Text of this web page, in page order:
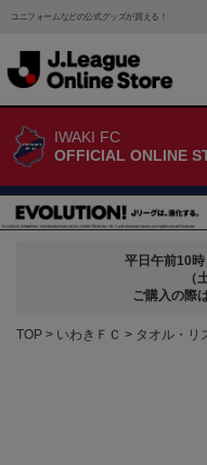
ユニフォームなどの公式グッズが買える！
IWAKI FC
OFFICIAL ONLINE
平日午前10時
（
ご購入の際
TOP いわきＦＣ タオル・リ